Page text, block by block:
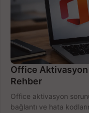
Office Aktivasyon
Rehber
Office aktivasyon
bağlantı ve hata